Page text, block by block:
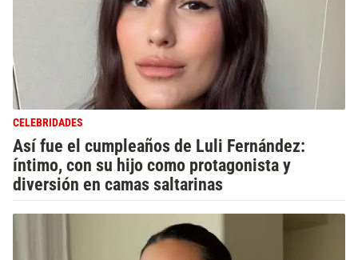
CELEBRIDADES
Así fue el cumpleaños de Luli Fernández:
íntimo, con su hijo como protagonista y
diversión en camas saltarinas